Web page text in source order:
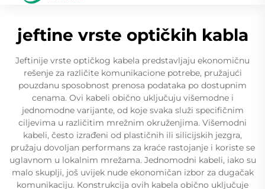
jeftine vrste optičkih kabla
Jeftinije vrste optičkog kabela predstavljaju ekonomičnu
rešenje za različite komunikacione potrebe, pružajući
pouzdanu sposobnost prenosa podataka po dostupnim
cenama. Ovi kabeli obično uključuju višemodne i
jednomodne varijante, od koje svaka služi specifičnim
ciljevima u različitim mrežnim okruženjima. Višemodni
kabeli, često izrađeni od plastičnih ili silicijskih jezgra,
pružaju dovoljan performans za kraće rastojanje i koriste se
uglavnom u lokalnim mrežama. Jednomodni kabeli, iako su
malo skuplji, još uvijek nude ekonomičan izbor za dugačak
komunikaciju. Konstrukcija ovih kabela obično uključuje